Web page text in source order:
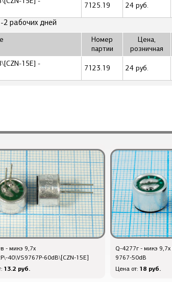
7125.19 24 руб.
рабочих дней
Номер
партии
Цена,
розничная
15E] -
7123.19 24 руб.
- микэ 9,7x
40\VS9767P-60dB\[CZN-15E]
13.2 руб.
Q-4277г - микэ
9767-50dB
Цена от: 18 руб.